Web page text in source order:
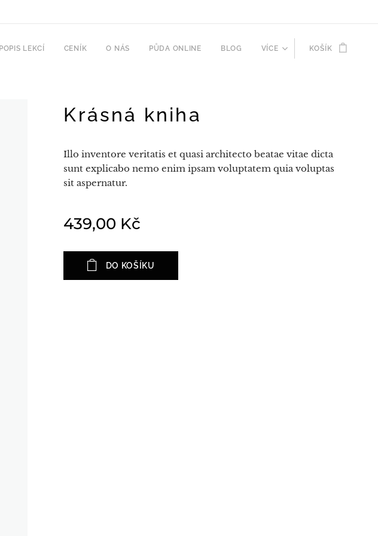
LEKCÍ CENÍK O NÁS PŮDA ONLINE BLOG VÍCE KOŠÍK
Krásná kniha
Illo inventore veritatis et quasi architecto beatae vitae dicta
sunt explicabo nemo enim ipsam voluptatem quia voluptas
sit aspernatur.
439,00 Kč
DO KOŠÍKU